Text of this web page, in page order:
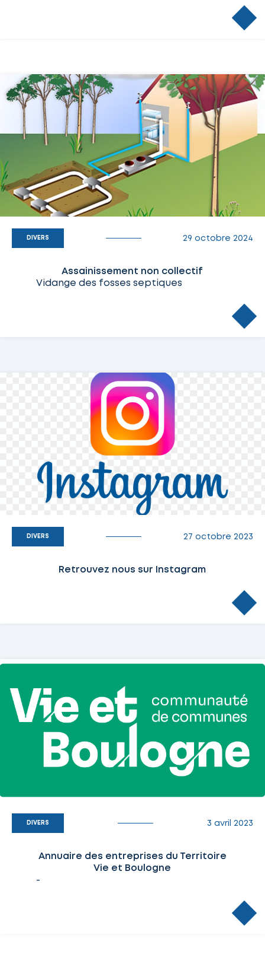
DIVERS 29 octobre 2024
Assainissement non collectif
Vidange des fosses septiques
DIVERS 27 octobre 2023
Retrouvez nous sur Instagram
DIVERS 3 avril 2023
Annuaire des entreprises du Territoire
Vie et Boulogne
-